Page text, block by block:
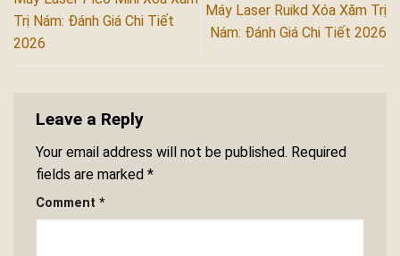
Trị Nám: Đánh Giá Chi Tiết
2026
Máy Laser Ruikd Xóa Xăm Trị
Nám: Đánh Giá Chi Tiết 2026
Leave a Reply
Your email address will not be published. Required
fields are marked *
Comment *